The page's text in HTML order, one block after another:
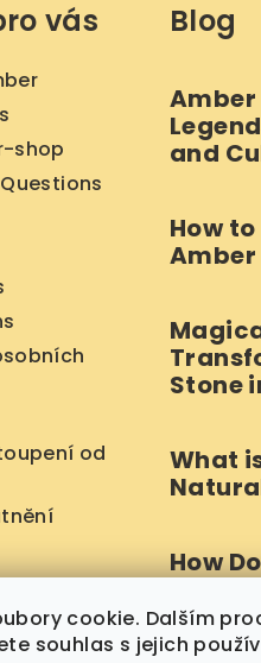
cookie. Dalším
souhlas s jejich
vás
shop
od
Blog
and
How
Stone
What
How